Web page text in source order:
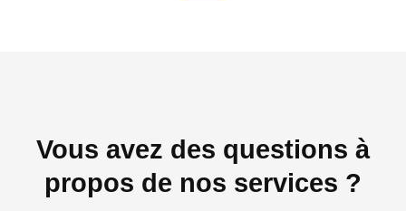
Vous avez des questions à
propos de nos services ?